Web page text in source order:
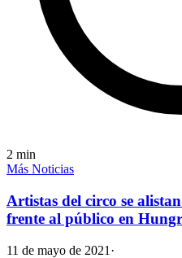
2 min
Más Noticias
Artistas del circo se
frente al público en
11 de mayo de 2021 ·